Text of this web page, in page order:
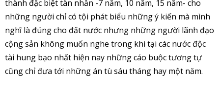
thành đặc biệt tàn nhẫn -7 năm, 10 năm, 15 năm- cho
những người chỉ có tội phát biểu những ý kiến mà mình
nghĩ là đúng cho đất nước nhưng những người lãnh đạo
cộng sản không muốn nghe trong khi tại các nước độc
tài hung bạo nhất hiện nay những cáo buộc tương tự
cũng chỉ đưa tới những án tù sáu tháng hay một năm.